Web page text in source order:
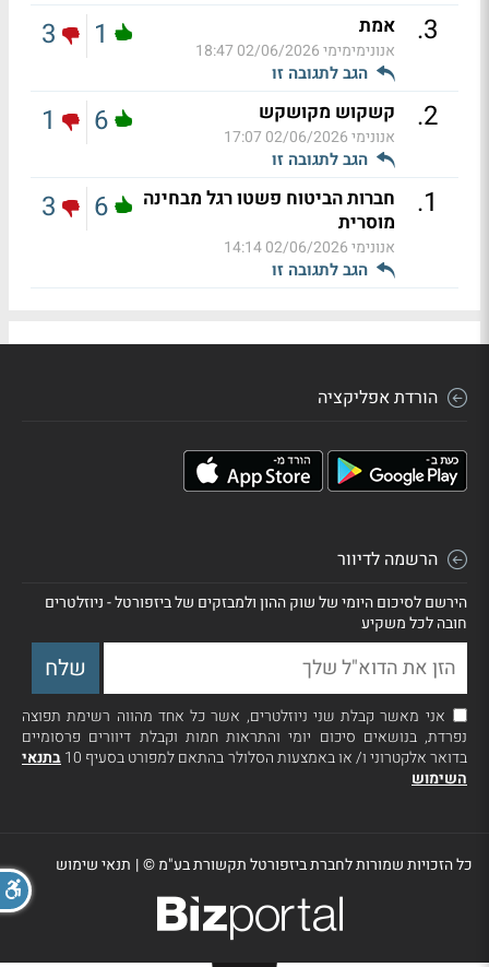
3
. אמת
אנונימימימי02/06/2026 18:47
הגב לתגובה זו
1
3
2
. קשקוש מקושקש
אנונימי02/06/2026 17:07
הגב לתגובה זו
6
1
1
.
חברות הביטוח פשטו רגל מבחינה
מוסרית
אנונימי02/06/2026 14:14
הגב לתגובה זו
6
3
הורדת אפליקציה
הרשמה לדיוור
הירשם לסיכום היומי של שוק ההון ולמבזקים של ביזפורטל - ניוזלטרים
חובה לכל משקיע
אני מאשר קבלת שני ניוזלטרים, אשר כל אחד מהווה רשימת תפוצה
נפרדת, בנושאים סיכום יומי והתראות חמות וקבלת דיוורים פרסומיים
בדואר אלקטרוני ו/ או באמצעות הסלולר בהתאם למפורט בסעיף 10
בתנאי
השימוש
כל הזכויות שמורות לחברת ביזפורטל תקשורת בע"מ ©| תנאי שימוש